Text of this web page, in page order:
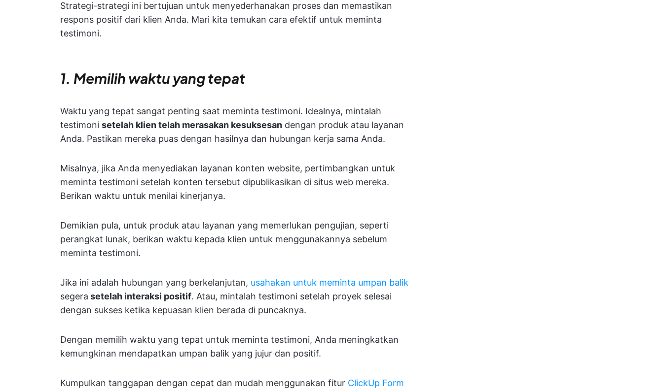
Strategi-strategi ini bertujuan untuk menyederhanakan proses dan memastikan
respons positif dari klien Anda. Mari kita temukan cara efektif untuk meminta
testimoni.
1. Memilih waktu yang tepat
Waktu yang tepat sangat penting saat meminta testimoni. Idealnya, mintalah
testimoni setelah klien telah merasakan kesuksesan dengan produk atau layanan
Anda. Pastikan mereka puas dengan hasilnya dan hubungan kerja sama Anda.
Misalnya, jika Anda menyediakan layanan konten website, pertimbangkan untuk
meminta testimoni setelah konten tersebut dipublikasikan di situs web mereka.
Berikan waktu untuk menilai kinerjanya.
Demikian pula, untuk produk atau layanan yang memerlukan pengujian, seperti
perangkat lunak, berikan waktu kepada klien untuk menggunakannya sebelum
meminta testimoni.
Jika ini adalah hubungan yang berkelanjutan, usahakan untuk meminta umpan balik
segera setelah interaksi positif. Atau, mintalah testimoni setelah proyek selesai
dengan sukses ketika kepuasan klien berada di puncaknya.
Dengan memilih waktu yang tepat untuk meminta testimoni, Anda meningkatkan
kemungkinan mendapatkan umpan balik yang jujur dan positif.
Kumpulkan tanggapan dengan cepat dan mudah menggunakan fitur ClickUp Form